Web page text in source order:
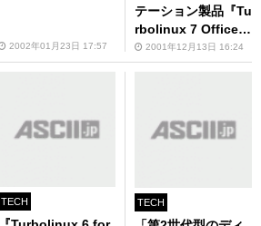
2002年01月23日 17:57
テーション製品『Tu
rbolinux 7 OfficeP
ack』を発表
2001年12月13日 16:24
TECH TECH